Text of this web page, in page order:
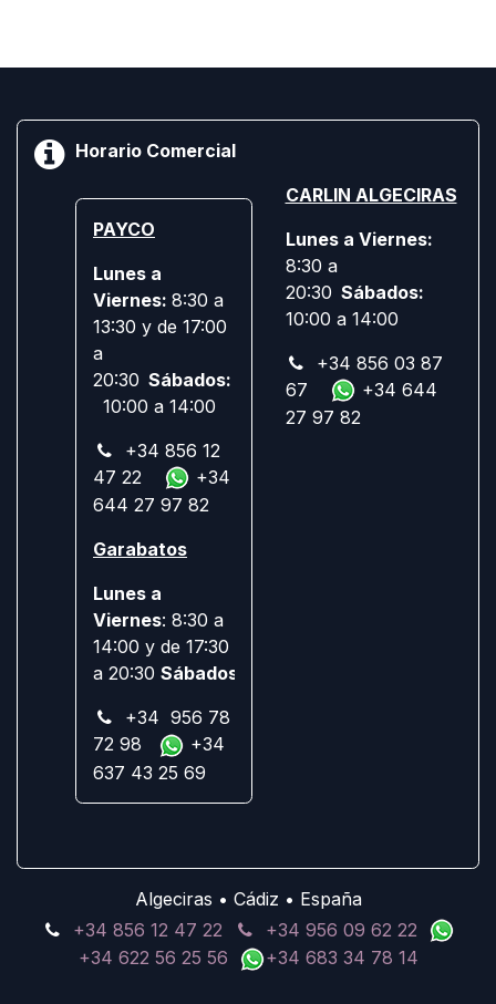
Horario Comercial
PAYCO
Lunes a
Viernes: 8:30 a
13:30 y de 17:00
a
20:30 Sábados:
10:00 a 14:00
+34 856 12
47 22
+34
644 27 97 82
Garabatos
Lunes a
Viernes: 8:30 a
14:00 y de 17:30
a 20:30 Sábados:
+34 956 78
72 98
+34
637 43 25 69
CARLIN ALGECIRAS
Lunes a Viernes:
8:30 a
20:30 Sábados:
10:00 a 14:00
+34 856 03 87
67
+34 644
27 97 82
Algeciras • Cádiz • España
+34 856 12 47 22
+34 956 09 62 22
+34 622 56 25 56
+34 683 34 78 14